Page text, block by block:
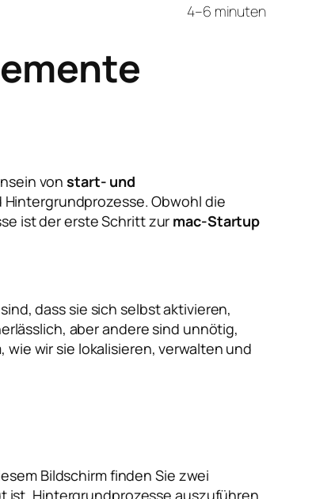
4–6 minuten
vonstart- und
Obwohl die
ist der erste Schritt zur mac-Startup
dass sie sich selbst aktivieren,
aber andere sind unnötig,
wir sie lokalisieren, verwalten und
Bildschirm finden Sie zwei
Hintergrundprozesse auszuführen,